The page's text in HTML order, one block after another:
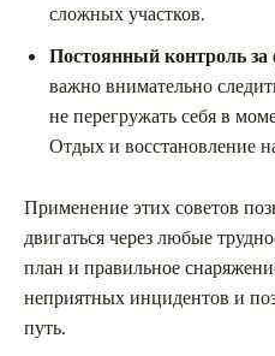
сложных участков.
Постоянный контроль за
важно внимательно
не перегружать себя в
Отдых и восстановление
Применение этих советов
двигаться через любые
план и правильное
неприятных инцидентов и
путь.